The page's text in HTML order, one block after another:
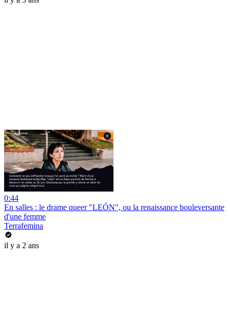
0:44
En salles : le drame queer "LEÓN", ou la renaissance bouleversante
d'une femme
Terrafemina
il y a 2 ans